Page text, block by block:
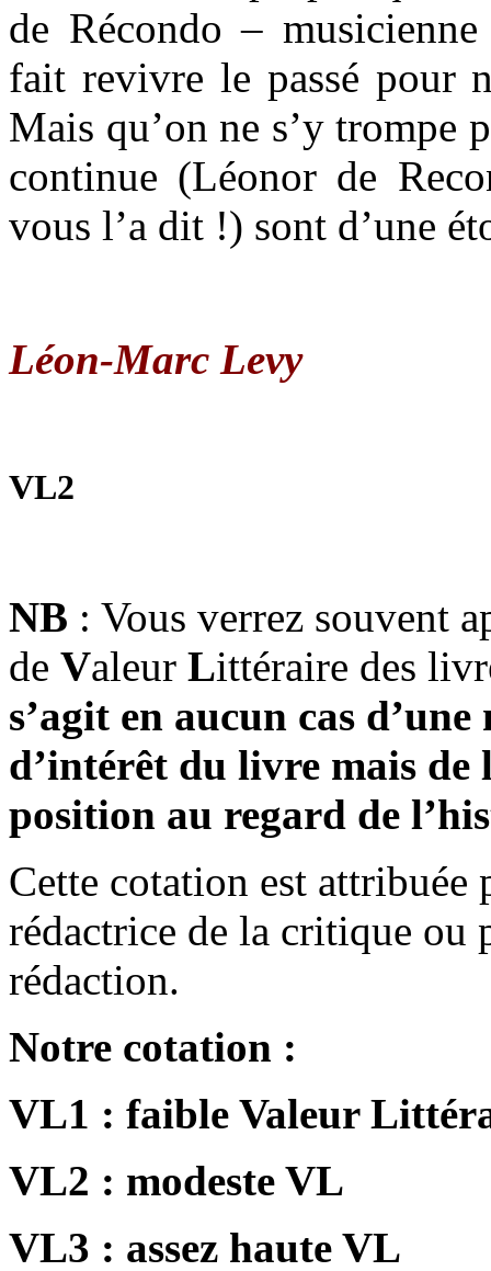
de Récondo –
fait revivre le passé pour
Mais qu’on ne s’y trompe
continue (Léonor de
vous l’a dit !) sont d’une
Léon-Marc Levy
VL2
NB : Vous verrez souvent
de Valeur Littéraire des
s’agit en aucun cas
d’intérêt du livre mais de
position au regard de
Cette cotation est attribuée
rédactrice de la critique ou
rédaction.
Notre cotation :
VL1 : faible Valeur
VL2 : modeste VL
VL3 : assez haute VL